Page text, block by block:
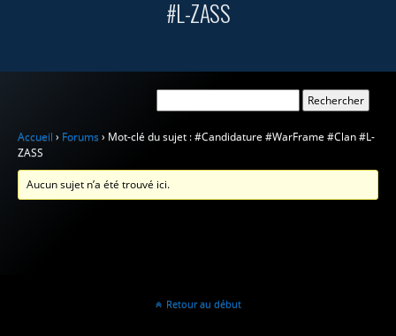
#L-ZASS
Accueil › Forums › Mot-clé du sujet : #Candidature #WarFrame #Clan #L-
ZASS
Aucun sujet n’a été trouvé ici.
Retour au début